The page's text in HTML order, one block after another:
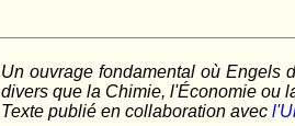
Un ouvrage fondamental où Engels
divers que la Chimie, l'Économie ou
Texte publié en collaboration avec